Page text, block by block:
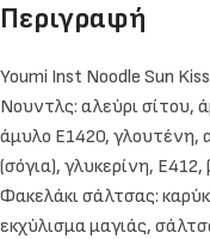
Περιγραφή
Youmi Inst Noodle Sun
Νουντλς: αλεύρι σίτου,
άμυλο E1420, γλουτένη,
(σόγια), γλυκερίνη,
Φακελάκι σάλτσας:
εκχύλισμα μαγιάς,